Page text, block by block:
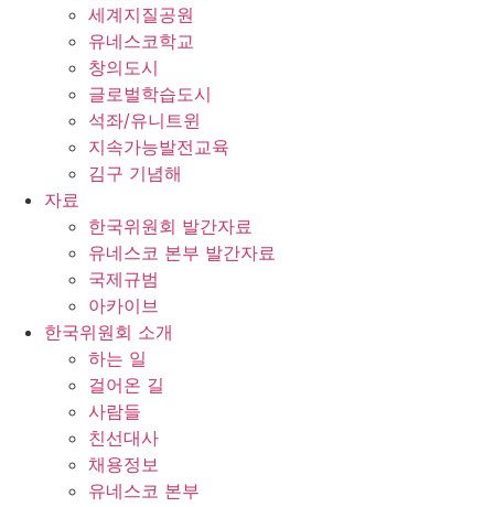
세계지질공원
유네스코학교
창의도시
글로벌학습도시
석좌/유니트윈
지속가능발전교육
김구 기념해
자료
한국위원회 발간자료
유네스코 본부 발간자료
국제규범
아카이브
한국위원회 소개
하는 일
걸어온 길
사람들
친선대사
채용정보
유네스코 본부